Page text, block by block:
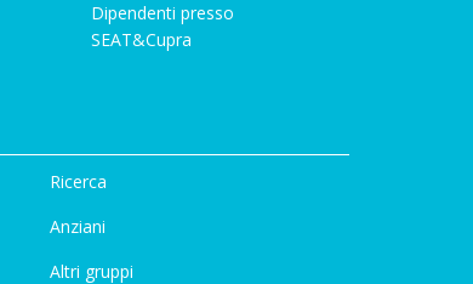
Dipendenti presso
SEAT&Cupra
Ricerca
Anziani
Altri gruppi